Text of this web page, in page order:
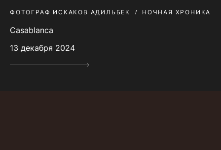
ФОТОГРАФ ИСКАКОВ АДИЛЬБЕК НОЧНАЯ ХРОНИКА
Casablanca
13 декабря 2024